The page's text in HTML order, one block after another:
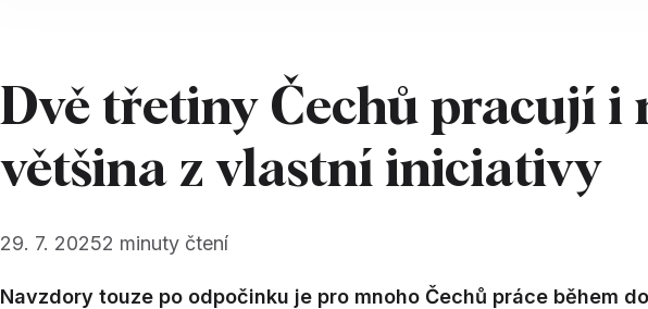
Dvě třetiny Čechů pracují i
většina z vlastní iniciativy
29. 7. 20252 minuty čtení
Navzdory touze po odpočinku je pro mnoho Čechů práce během